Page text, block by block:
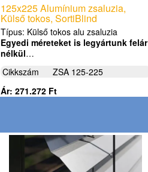
125x225 Alumínium zsaluzia,
Külső tokos, SortiBlind
Típus: Külső tokos alu zsaluzia
Egyedi méreteket is legyártunk felár
nélkül…
Cikkszám
ZSA 125-225
Ár: 271.272 Ft